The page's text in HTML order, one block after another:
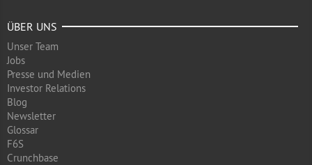
ÜBER UNS
Unser Team
Jobs
Presse und Medien
Investor Relations
Blog
Newsletter
Glossar
F6S
Crunchbase